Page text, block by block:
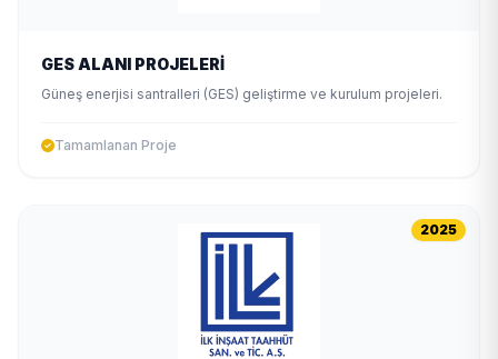
GES ALANI PROJELERİ
Güneş enerjisi santralleri (GES) geliştirme ve kurulum projeleri.
Tamamlanan Proje
2025